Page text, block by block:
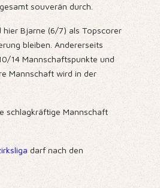
souverän durch.
hier Bjarne (6/7) als Topscorer
bleiben. Andererseits
14 Mannschaftspunkte und
Mannschaft wird in der
schlagkräftige Mannschaft
darf nach den